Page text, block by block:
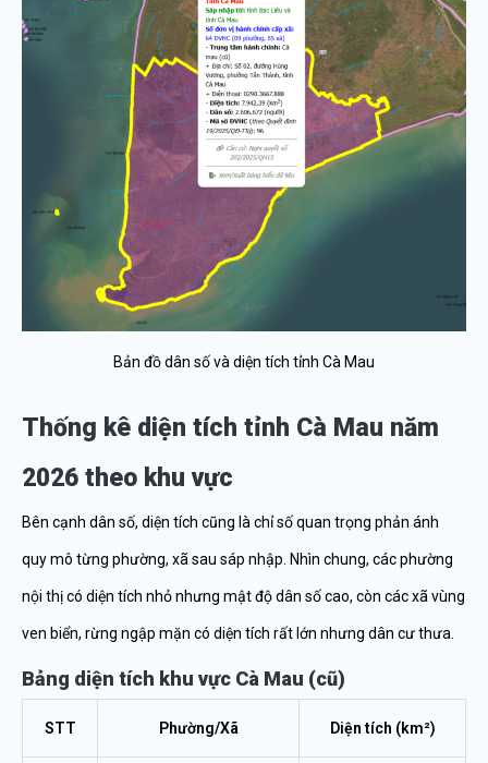
Bản đồ dân số và diện tích tỉnh Cà Mau
Thống kê diện tích tỉnh Cà Mau năm
2026 theo khu vực
Bên cạnh dân số, diện tích cũng là chỉ số quan trọng phản ánh
quy mô từng phường, xã sau sáp nhập. Nhìn chung, các phường
nội thị có diện tích nhỏ nhưng mật độ dân số cao, còn các xã vùng
ven biển, rừng ngập mặn có diện tích rất lớn nhưng dân cư thưa.
Bảng diện tích khu vực Cà Mau (cũ)
STT Phường/Xã Diện tích (km²)